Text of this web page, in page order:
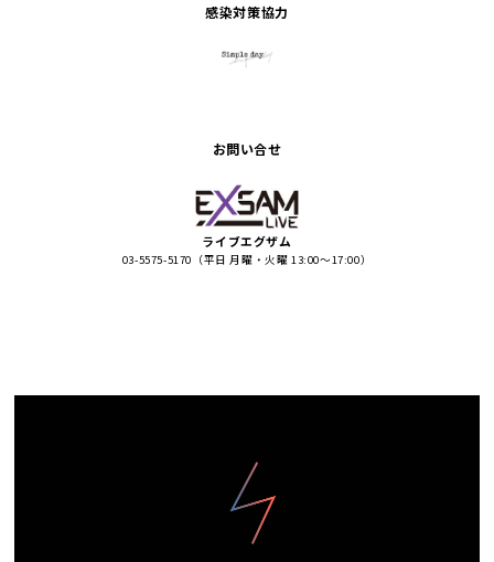
感染対策協力
お問い合せ
ライブエグザム
03-5575-5170（平日 月曜・火曜 13:00〜17:00）